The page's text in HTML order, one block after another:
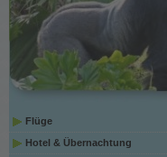
Flüge
Hotel & Übernachtung